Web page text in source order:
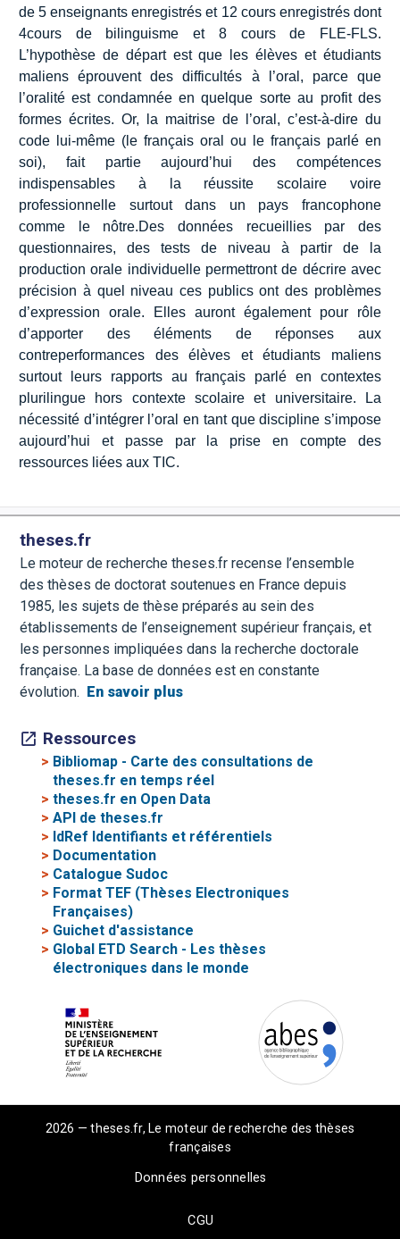
de 5 enseignants enregistrés et 12 cours enregistrés dont
4cours de bilinguisme et 8 cours de FLE-FLS.
L’hypothèse de départ est que les élèves et étudiants
maliens éprouvent des difficultés à l’oral, parce que
l’oralité est condamnée en quelque sorte au profit des
formes écrites. Or, la maitrise de l’oral, c’est-à-dire du
code lui-même (le français oral ou le français parlé en
soi), fait partie aujourd’hui des compétences
indispensables à la réussite scolaire voire
professionnelle surtout dans un pays francophone
comme le nôtre.Des données recueillies par des
questionnaires, des tests de niveau à partir de la
production orale individuelle permettront de décrire avec
précision à quel niveau ces publics ont des problèmes
d’expression orale. Elles auront également pour rôle
d’apporter des éléments de réponses aux
contreperformances des élèves et étudiants maliens
surtout leurs rapports au français parlé en contextes
plurilingue hors contexte scolaire et universitaire. La
nécessité d’intégrer l’oral en tant que discipline s’impose
aujourd’hui et passe par la prise en compte des
ressources liées aux TIC.
theses.fr
Le moteur de recherche theses.fr recense l’ensemble
des thèses de doctorat soutenues en France depuis
1985, les sujets de thèse préparés au sein des
établissements de l’enseignement supérieur français, et
les personnes impliquées dans la recherche doctorale
française. La base de données est en constante
évolution.
En savoir plus
Ressources
> Bibliomap - Carte des consultations de
theses.fr en temps réel
>theses.fr en Open Data
>API de theses.fr
> IdRef Identifiants et référentiels
> Documentation
> Catalogue Sudoc
> Format TEF (Thèses Electroniques
Françaises)
> Guichet d'assistance
> Global ETD Search - Les thèses
électroniques dans le monde
2026 — theses.fr, Le moteur de recherche des thèses
françaises
Données personnelles
CGU